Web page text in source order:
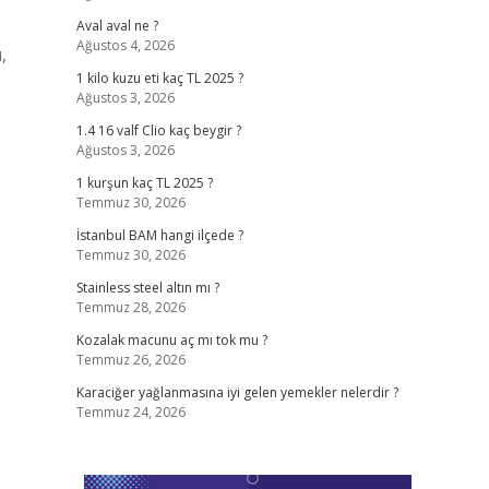
Aval aval ne ?
Ağustos 4, 2026
1 kilo kuzu eti kaç TL 2025 ?
Ağustos 3, 2026
1.4 16 valf Clio kaç beygir ?
Ağustos 3, 2026
1 kurşun kaç TL 2025 ?
Temmuz 30, 2026
İstanbul BAM hangi ilçede ?
Temmuz 30, 2026
Stainless steel altın mı ?
Temmuz 28, 2026
Kozalak macunu aç mı tok mu ?
Temmuz 26, 2026
Karaciğer yağlanmasına iyi gelen yemekler nelerdir ?
Temmuz 24, 2026